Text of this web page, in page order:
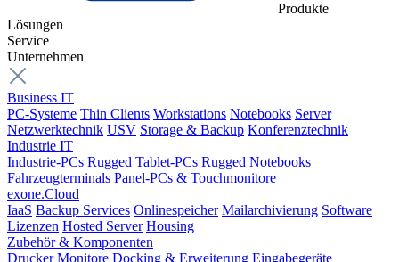
Produkte
Lösungen
Service
Unternehmen
Business IT
PC-Systeme Thin Clients Workstations Notebooks Server
Netzwerktechnik USV Storage & Backup Konferenztechnik
Industrie IT
Industrie-PCs Rugged Tablet-PCs Rugged Notebooks
Fahrzeugterminals Panel-PCs & Touchmonitore
exone.Cloud
IaaS Backup Services Onlinespeicher Mailarchivierung Software
Lizenzen Hosted Server Housing
Zubehör & Komponenten
Drucker Monitore Docking & Erweiterung Eingabegeräte